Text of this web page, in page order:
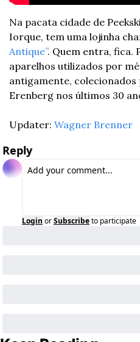
Na pacata cidade de
Iorque, tem uma lojinha
Antique”. Quem entra, fica.
aparelhos utilizados por
antigamente,
Erenberg nos últimos 30
Updater: Wagner Brenner
Reply
Login orSubscribeto participate